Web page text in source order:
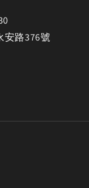
安路376號